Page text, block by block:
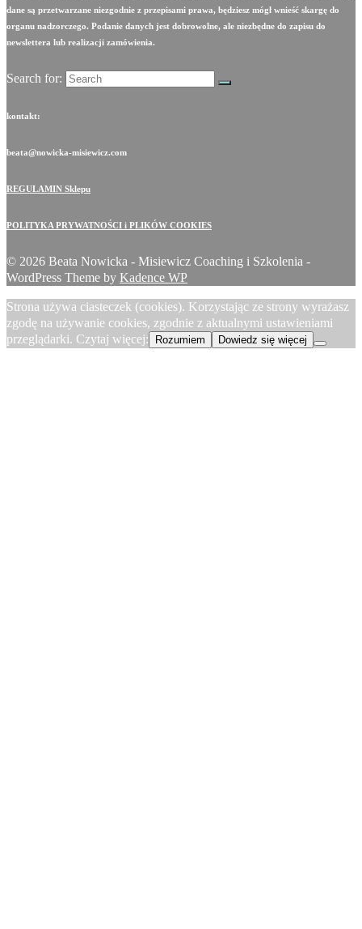
dane są przetwarzane niezgodnie z przepisami prawa, będziesz mógł wnieść skargę do
organu nadzorczego. Podanie danych jest dobrowolne, ale niezbędne do zapisu do
newslettera lub realizacji zamówienia.
Search for:
kontakt:
beata@nowicka-misiewicz.com
REGULAMIN Sklepu
POLITYKA PRYWATNOŚCI i PLIKÓW COOKIES
© 2026 Beata Nowicka - Misiewicz Coaching i Szkolenia -
WordPress Theme by Kadence WP
Strona używa ciasteczek (cookies). Korzystając ze strony wyrażasz
zgodę na używanie cookies, zgodnie z aktualnymi ustawieniami
przeglądarki. Czytaj więcej:
Rozumiem Dowiedz się więcej